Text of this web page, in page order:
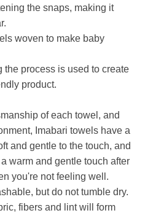
the snaps, making it
woven to make baby
process is used to create
product.
of each towel, and
Imabari towels have a
and gentle to the touch, and
warm and gentle touch after
you're not feeling well.
but do not tumble dry.
fibers and lint will form